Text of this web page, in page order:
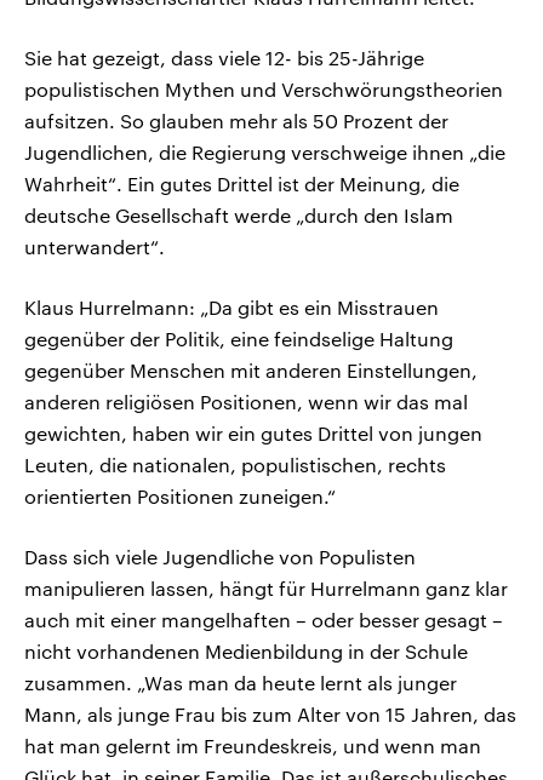
Sie hat gezeigt, dass viele 12- bis 25-Jährige
populistischen Mythen und Verschwörungstheorien
aufsitzen. So glauben mehr als 50 Prozent der
Jugendlichen, die Regierung verschweige ihnen „die
Wahrheit“. Ein gutes Drittel ist der Meinung, die
deutsche Gesellschaft werde „durch den Islam
unterwandert“.
Klaus Hurrelmann: „Da gibt es ein Misstrauen
gegenüber der Politik, eine feindselige Haltung
gegenüber Menschen mit anderen Einstellungen,
anderen religiösen Positionen, wenn wir das mal
gewichten, haben wir ein gutes Drittel von jungen
Leuten, die nationalen, populistischen, rechts
orientierten Positionen zuneigen.“
Dass sich viele Jugendliche von Populisten
manipulieren lassen, hängt für Hurrelmann ganz klar
auch mit einer mangelhaften – oder besser gesagt –
nicht vorhandenen Medienbildung in der Schule
zusammen. „Was man da heute lernt als junger
Mann, als junge Frau bis zum Alter von 15 Jahren, das
hat man gelernt im Freundeskreis, und wenn man